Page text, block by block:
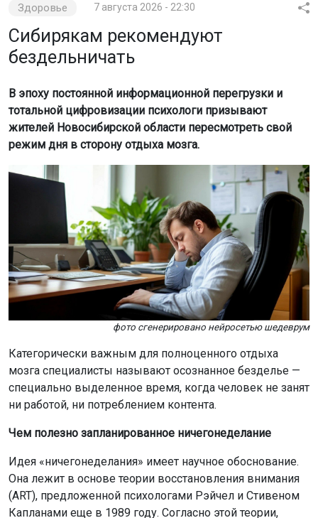
Здоровье 7 августа 2026 - 22:30
Сибирякам рекомендуют
бездельничать
В эпоху постоянной информационной перегрузки и
тотальной цифровизации психологи призывают
жителей Новосибирской области пересмотреть свой
режим дня в сторону отдыха мозга.
фото сгенерировано нейросетью шедеврум
Категорически важным для полноценного отдыха
мозга специалисты называют осознанное безделье —
специально выделенное время, когда человек не занят
ни работой, ни потреблением контента.
Чем полезно запланированное ничегонеделание
Идея «ничегонеделания» имеет научное обоснование.
Она лежит в основе теории восстановления внимания
(ART), предложенной психологами Рэйчел и Стивеном
Капланами еще в 1989 году. Согласно этой теории,